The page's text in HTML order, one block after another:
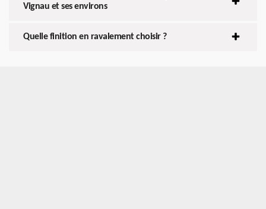
Vignau et ses environs
Quelle finition en ravalement choisir ?